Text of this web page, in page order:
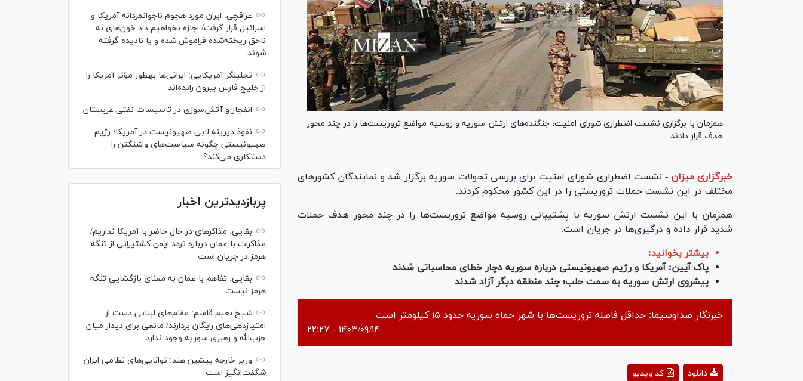
همزمان با برگزاری نشست اضطراری شورای امنیت، جنگنده‌های ارتش سوریه و روسیه مواضع تروریست‌ها را در چند محور
هدف قرار دادند.
خبرگزاری میزان - نشست اضطراری شورای امنیت برای بررسی تحولات سوریه برگزار شد و نمایندگان کشورهای
مختلف در این نشست حملات تروریستی را در این کشور محکوم کردند.
همزمان با این نشست ارتش سوریه با پشتیبانی روسیه مواضع تروریست‌ها را در چند محور هدف حملات
شدید قرار داده و درگیری‌ها در جریان است.
بیشتر بخوانید:
پاک‌ آیین: آمریکا و رژیم صهیونیستی درباره سوریه دچار خطای محاسباتی شدند
پیشروی ارتش سوریه به سمت حلب؛ چند منطقه دیگر آزاد شدند
خبرنگار صداوسیما: حداقل فاصله تروریست‌ها با شهر حماه سوریه حدود ۱۵ کیلومتر است
۱۴۰۳/۰۹/۱۴ - ۲۲:۲۷
کد ویدیو دانلود
عراقچی: ایران مورد هجوم ناجوانمردانه آمریکا و
اسرائیل قرار گرفت/ اجازه نخواهیم داد خون‌های به
ناحق ریخته‌شده فراموش شده و یا نادیده گرفته
شوند
تحلیلگر آمریکایی: ایرانی‌ها به‎طور مؤثر آمریکا را
از خلیج فارس بیرون رانده‌اند
انفجار و آتش‌سوزی در تاسیسات نفتی عربستان
نفوذ دیرینه لابی صهیونیست در آمریکا؛ رژیم
صهیونیستی چگونه سیاست‌های واشنگتن را
دستکاری می‌کند؟
پربازدیدترین اخبار
بقایی: مذاکره‎ای در حال حاضر با آمریکا نداریم/
مذاکرات با عمان درباره تردد ایمن کشتیرانی از تنگه
هرمز در جریان است
بقایی: تفاهم با عمان به معنای بازگشایی تنگه
هرمز نیست
شیخ نعیم قاسم: مقام‌های لبنانی دست از
امتیازدهی‌های رایگان بردارند/ مانعی برای دیدار میان
حزب‌الله و رهبری سوریه وجود ندارد
وزیر خارجه پیشین هند: توانایی‌های نظامی ایران
شگفت‌انگیز است